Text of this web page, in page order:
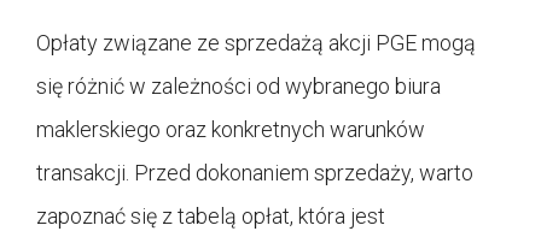
Opłaty związane ze sprzedażą akcji PGE mogą
się różnić w zależności od wybranego biura
maklerskiego oraz konkretnych warunków
transakcji. Przed dokonaniem sprzedaży, warto
zapoznać się z tabelą opłat, która jest